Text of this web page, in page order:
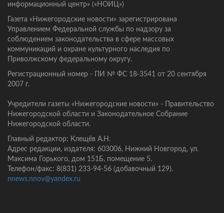
информационный центр» («НОИЦ»)
Газета «Нижегородские новости» зарегистрирована
Управлением Федеральной службы по надзору за
соблюдением законодательства в сфере массовых
коммуникаций и охране культурного наследия по
Приволжскому федеральному округу.
Регистрационный номер - ПИ № ФС 18-3541 от 20 сентября
2007 г.
Учредители газеты «Нижегородские новости» - Правительство
Нижегородской области и Законодательное Собрание
Нижегородской области.
Главный редактор: Клещёв А.Н.
Адрес редакции, издателя: 603006, Нижний Новгород, ул.
Максима Горького, дом 151Б, помещение 5.
Телефон/факс: 8(831) 233-94-56 (добавочный 129).
nnews.nnov@yandex.ru